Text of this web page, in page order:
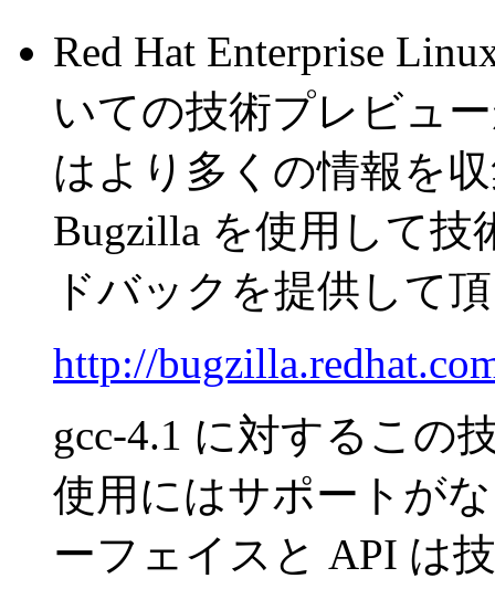
Red Hat Enterprise
いての技術プレビュ
はより多くの情報を
Bugzilla を使用して
ドバックを提供して
http://
gcc-4.1 に対するこの
使用にはサポートが
ーフェイスと API は